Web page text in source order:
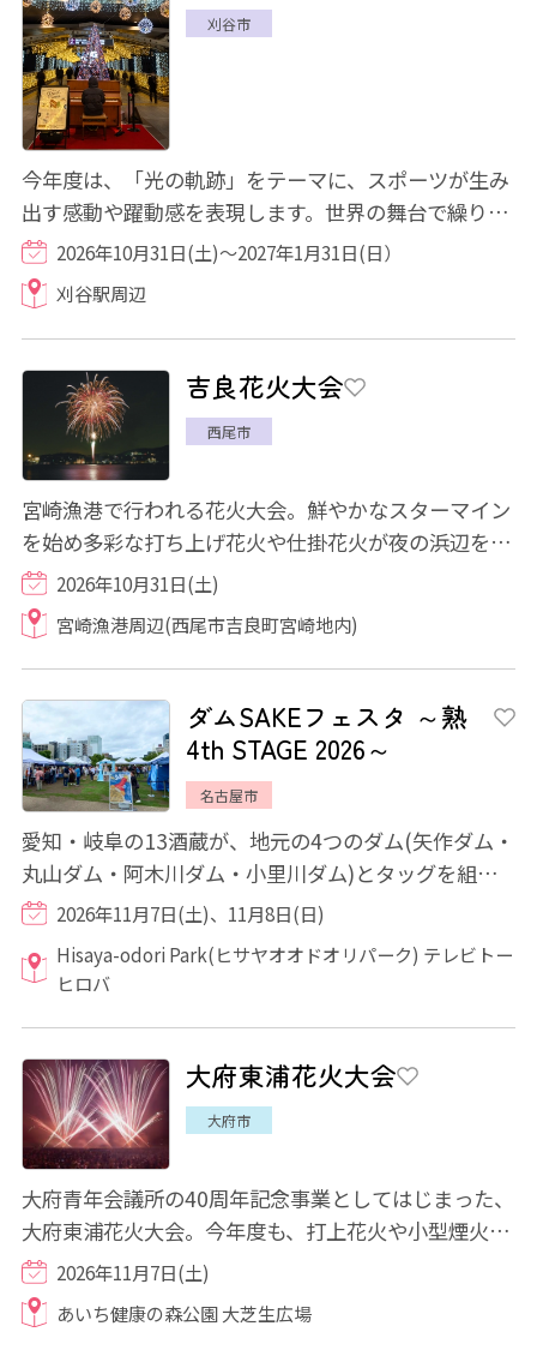
刈谷市
今年度は、「光の軌跡」をテーマに、スポーツが生み
出す感動や躍動感を表現します。世界の舞台で繰り広
げられた数々の挑戦と感動を光に重ね、人と...
2026年10月31日(土)～2027年1月31日(日）
刈谷駅周辺
吉良花火大会
西尾市
宮崎漁港で行われる花火大会。鮮やかなスターマイン
を始め多彩な打ち上げ花火や仕掛花火が夜の浜辺を華
やかに彩ります。
2026年10月31日(土)
宮崎漁港周辺(西尾市吉良町宮崎地内)
ダムSAKEフェスタ ～熟
4th STAGE 2026～
名古屋市
愛知・岐阜の13酒蔵が、地元の4つのダム(矢作ダム・
丸山ダム・阿木川ダム・小里川ダム)とタッグを組
み、2023年にスタートしたプロジェクト。今年も...
2026年11月7日(土)、11月8日(日)
Hisaya-odori Park(ヒサヤオオドオリパーク) テレビトー
ヒロバ
大府東浦花火大会
大府市
大府青年会議所の40周年記念事業としてはじまった、
大府東浦花火大会。今年度も、打上花火や小型煙火な
ど、臨場感あふれる花火が会場を盛り上げて...
2026年11月7日(土)
あいち健康の森公園 大芝生広場